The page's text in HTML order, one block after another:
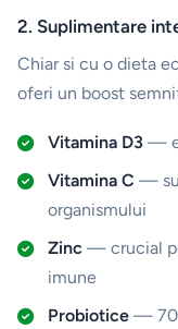
2. Suplimentare
Chiar si cu o dieta
oferi un boost
Vitamina D3 —
Vitamina C —
organismului
Zinc — crucial
imune
Probiotice —